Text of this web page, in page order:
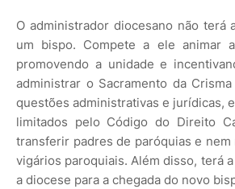
O administrador diocesano não terá
um bispo. Compete a ele animar
promovendo a unidade e
administrar o Sacramento da
questões administrativas e jurídicas,
limitados pelo Código do Direito
transferir padres de paróquias e nem
vigários paroquiais. Além disso, terá
a diocese para a chegada do novo